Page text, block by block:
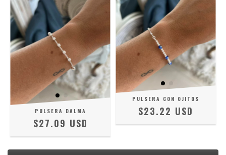
PULSERA DALMA
$27.09 USD
PULSERA CON OJITOS
$23.22 USD